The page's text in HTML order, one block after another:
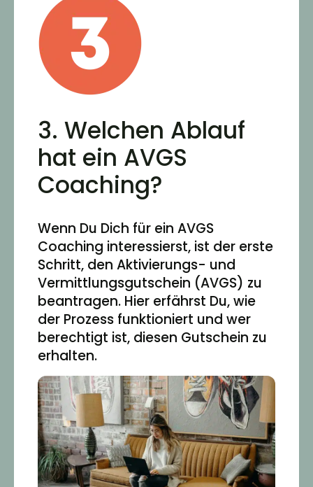
3. Welchen Ablauf
hat ein AVGS
Coaching?
Wenn Du Dich für ein AVGS
Coaching interessierst, ist der erste
Schritt, den Aktivierungs- und
Vermittlungsgutschein (AVGS) zu
beantragen. Hier erfährst Du, wie
der Prozess funktioniert und wer
berechtigt ist, diesen Gutschein zu
erhalten.